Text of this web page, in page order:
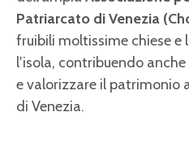
Patriarcato di Venezia
fruibili moltissime chiese e
l'isola, contribuendo
e valorizzare il
di Venezia.